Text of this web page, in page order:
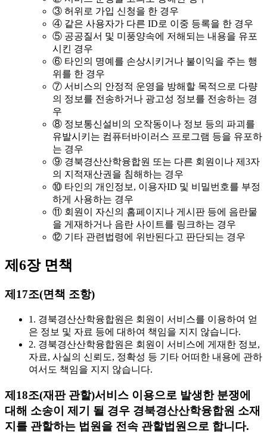
③ 허위로 가입 신청을 한 경우
④ 같은 사용자가 다른 ID로 이중 등록을 한 경우
⑤ 공공질서 및 미풍양속에 저해되는 내용을 유포
시킨 경우
⑥ 타인의 명예를 손상시키거나 불이익을 주는 행
위를 한 경우
⑦ 서비스의 안정적 운영을 방해할 목적으로 다량
의 정보를 전송하거나 광고성 정보를 전송하는 경
우
⑧ 정보통신설비의 오작동이나 정보 등의 파괴를
유발시키는 컴퓨터바이러스 프로그램 등을 유포하
는 경우
⑨ 경북경산산학융합원 또는 다른 회원이나 제3자
의 지적재산권을 침해하는 경우
⑩ 타인의 개인정보, 이용자ID 및 비밀번호를 부정
하게 사용하는 경우
⑪ 회원이 자신의 홈페이지나 게시판 등에 음란물
을 게재하거나 음란 사이트를 링크하는 경우
⑫ 기타 관련법령에 위반된다고 판단되는 경우
제6장 면책
제17조(면책 조항)
1. 경북경산산학융합원은 회원이 서비스를 이용하여 얻
은 정보 및 자료 등에 대하여 책임을 지지 않습니다.
2. 경북경산산학융합원은 회원이 서비스에 게재한 정보,
자료, 사실의 신뢰도, 정확성 등 기타 어떠한 내용에 관하
여서도 책임을 지지 않습니다.
제18조(재판 관할)서비스 이용으로 발생한 분쟁에
대해 소송이 제기 될 경우 경북경산산학융합원 소재
지를 관할하는 법원을 전속 관할법원으로 합니다.